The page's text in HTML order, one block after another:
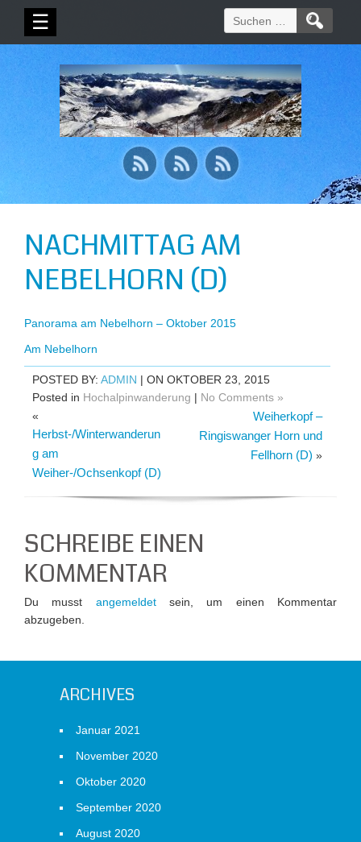
☰
Suchen
nach:
NACHMITTAG AM
NEBELHORN (D)
Panorama am Nebelhorn – Oktober 2015
Am Nebelhorn
POSTED BY: ADMIN | ON OKTOBER 23, 2015
Posted in Hochalpinwanderung | No Comments »
«
Herbst-/Winterwanderun
g am
Weiher-/Ochsenkopf (D)
Weiherkopf –
Ringiswanger Horn und
Fellhorn (D) »
SCHREIBE EINEN
KOMMENTAR
Du musst angemeldetsein, um einen Kommentar
abzugeben.
ARCHIVES
Januar 2021
November 2020
Oktober 2020
September 2020
August 2020